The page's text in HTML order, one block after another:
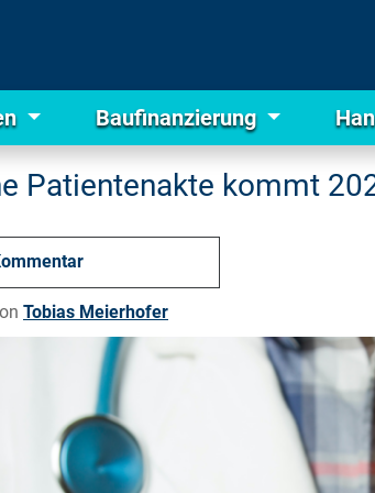
Baufinanzierung
Patientenakte kommt
Tobias Meierhofer